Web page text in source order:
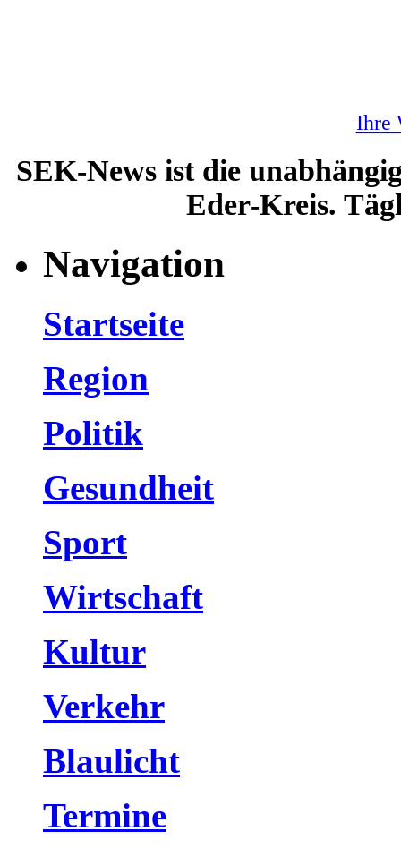
Ihre
SEK-News ist die
Eder-Kreis.
Navigation
Startseite
Region
Politik
Gesundheit
Sport
Wirtschaft
Kultur
Verkehr
Blaulicht
Termine